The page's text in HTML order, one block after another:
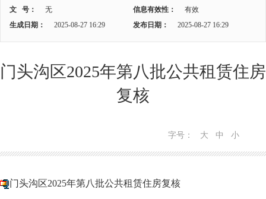
文 号：
无 信息有效性：
有效
生成日期：
2025-08-27 16:29 发布日期： 2025-08-27 16:29
门头沟区2025年第八批公共租赁住房
复核
字号： 大 中 小
门头沟区2025年第八批公共租赁住房复核